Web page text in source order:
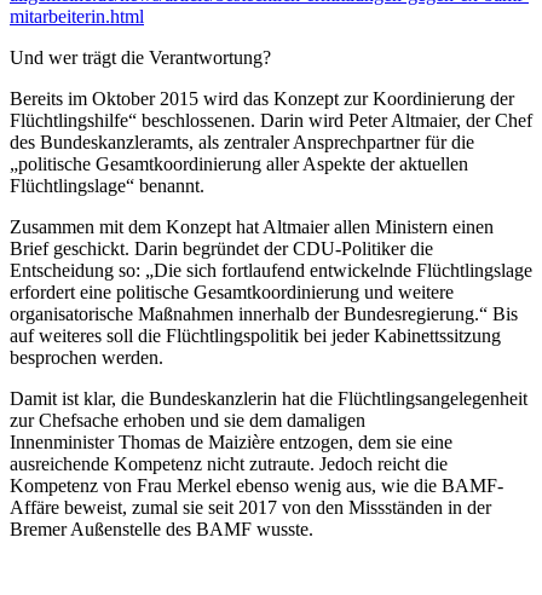
mitarbeiterin.html
Und wer trägt die Verantwortung?
Bereits im Oktober 2015 wird das Konzept zur Koordinierung der
Flüchtlingshilfe“ beschlossenen. Darin wird Peter Altmaier, der Chef
des Bundeskanzleramts, als zentraler Ansprechpartner für die
„politische Gesamtkoordinierung aller Aspekte der aktuellen
Flüchtlingslage“ benannt.
Zusammen mit dem Konzept hat Altmaier allen Ministern einen
Brief geschickt. Darin begründet der CDU-Politiker die
Entscheidung so: „Die sich fortlaufend entwickelnde Flüchtlingslage
erfordert eine politische Gesamtkoordinierung und weitere
organisatorische Maßnahmen innerhalb der Bundesregierung.“ Bis
auf weiteres soll die Flüchtlingspolitik bei jeder Kabinettssitzung
besprochen werden.
Damit ist klar, die Bundeskanzlerin hat die Flüchtlingsangelegenheit
zur Chefsache erhoben und sie dem damaligen
Innenminister Thomas de Maizière entzogen, dem sie eine
ausreichende Kompetenz nicht zutraute. Jedoch reicht die
Kompetenz von Frau Merkel ebenso wenig aus, wie die BAMF-
Affäre beweist, zumal sie seit 2017 von den Missständen in der
Bremer Außenstelle des BAMF wusste.